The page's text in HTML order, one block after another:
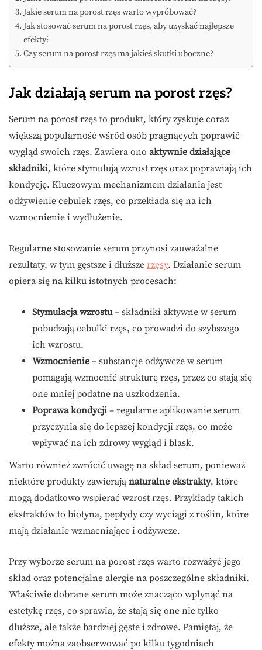
Jakie serum na porost rzęs warto wypróbować?
Jak stosować serum na porost rzęs, aby uzyskać najlepsze
efekty?
Czy serum na porost rzęs ma jakieś skutki uboczne?
Jak działają serum na porost rzęs?
Serum na porost rzęs to produkt, który zyskuje coraz
większą popularność wśród osób pragnących poprawić
wygląd swoich rzęs. Zawiera ono aktywnie działające
składniki, które stymulują wzrost rzęs oraz poprawiają ich
kondycję. Kluczowym mechanizmem działania jest
odżywienie cebulek rzęs, co przekłada się na ich
wzmocnienie i wydłużenie.
Regularne stosowanie serum przynosi zauważalne
rezultaty, w tym gęstsze i dłuższe rzęsy. Działanie serum
opiera się na kilku istotnych procesach:
Stymulacja wzrostu– składniki aktywne w serum
pobudzają cebulki rzęs, co prowadzi do szybszego
ich wzrostu.
Wzmocnienie – substancje odżywcze w serum
pomagają wzmocnić strukturę rzęs, przez co stają się
one mniej podatne na uszkodzenia.
Poprawa kondycji – regularne aplikowanie serum
przyczynia się do lepszej kondycji rzęs, co może
wpływać na ich zdrowy wygląd i blask.
Warto również zwrócić uwagę na skład serum, ponieważ
niektóre produkty zawierają naturalne ekstrakty, które
mogą dodatkowo wspierać wzrost rzęs. Przykłady takich
ekstraktów to biotyna, peptydy czy wyciągi z roślin, które
mają działanie wzmacniające i odżywcze.
Przy wyborze serum na porost rzęs warto rozważyć jego
skład oraz potencjalne alergie na poszczególne składniki.
Właściwie dobrane serum może znacząco wpłynąć na
estetykę rzęs, co sprawia, że stają się one nie tylko
dłuższe, ale także bardziej gęste i zdrowe. Pamiętaj, że
efekty można zaobserwować po kilku tygodniach